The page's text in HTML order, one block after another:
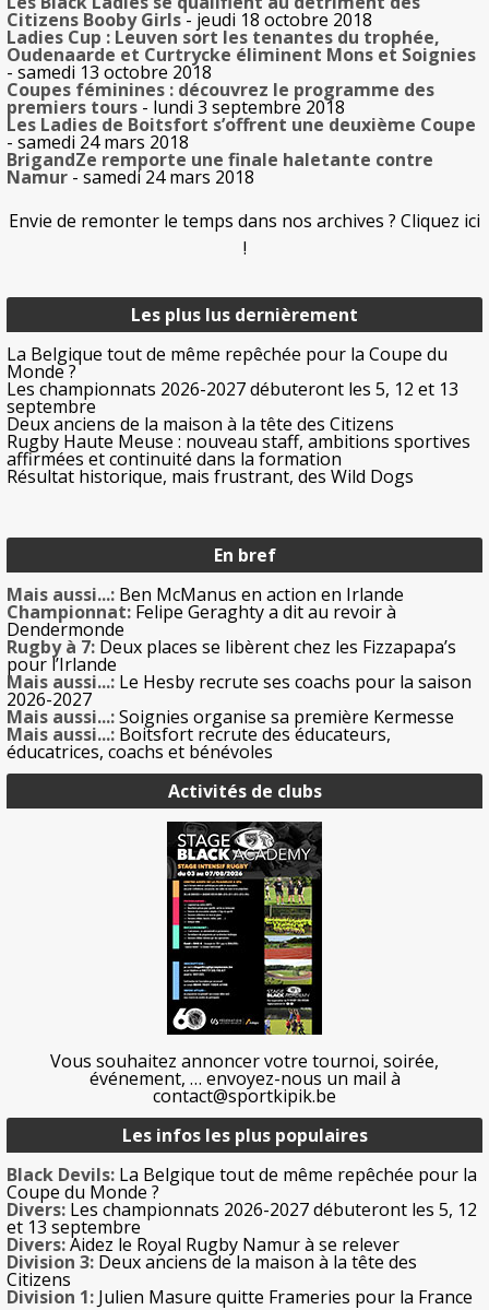
Les plus lus dernièrement
La Belgique tout de même repêchée pour la Coupe du
Monde ?
Les championnats 2026-2027 débuteront les 5, 12 et 13
septembre
Deux anciens de la maison à la tête des Citizens
Rugby Haute Meuse : nouveau staff, ambitions sportives
affirmées et continuité dans la formation
Résultat historique, mais frustrant, des Wild Dogs
Citizens Booby Girls- jeudi 18 octobre 2018
Ladies Cup : Leuven sort les tenantes du trophée,
Oudenaarde et Curtrycke éliminent Mons et Soignies
- samedi 13 octobre 2018
Coupes féminines : découvrez le programme des
premiers tours - lundi 3 septembre 2018
Les Ladies de Boitsfort s’offrent une deuxième Coupe
- samedi 24 mars 2018
BrigandZe remporte une finale haletante contre
Namur - samedi 24 mars 2018
Envie de remonter le temps dans nos archives ? Cliquez ici
!
En bref
Mais aussi...: Ben McManus en action en Irlande
Championnat: Felipe Geraghty a dit au revoir à
Dendermonde
Rugby à 7: Deux places se libèrent chez les Fizzapapa’s
pour l’Irlande
Mais aussi...: Le Hesby recrute ses coachs pour la saison
2026-2027
Mais aussi...:Soignies organise sa première Kermesse
Mais aussi...: Boitsfort recrute des éducateurs,
éducatrices, coachs et bénévoles
Activités de clubs
Vous souhaitez annoncer votre tournoi, soirée,
événement, … envoyez-nous un mail à
contact@sportkipik.be
Les infos les plus populaires
Black Devils: La Belgique tout de même repêchée pour la
Coupe du Monde ?
Divers: Les championnats 2026-2027 débuteront les 5, 12
et 13 septembre
Divers:Aidez le Royal Rugby Namur à se relever
Division 3: Deux anciens de la maison à la tête des
Citizens
Division 1: Julien Masure quitte Frameries pour la France